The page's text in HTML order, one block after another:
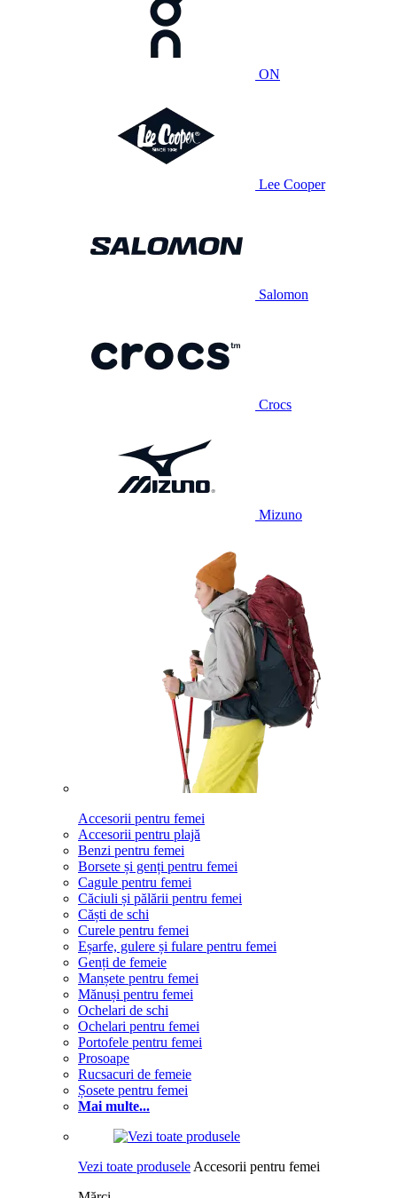
ON
Lee Cooper
Salomon
Crocs
Mizuno
Accesorii pentru femei
Accesorii pentru plajă
Benzi pentru femei
Borsete și genți pentru femei
Cagule pentru femei
Căciuli și pălării pentru femei
Căști de schi
Curele pentru femei
Eșarfe, gulere și fulare pentru femei
Genți de femeie
Manșete pentru femei
Mănuși pentru femei
Ochelari de schi
Ochelari pentru femei
Portofele pentru femei
Prosoape
Rucsacuri de femeie
Șosete pentru femei
Mai multe...
Vezi toate produsele Accesorii pentru femei